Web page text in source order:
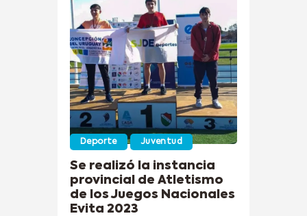
Deporte Juventud
Se realizó la instancia
provincial de Atletismo
de los Juegos Nacionales
Evita 2023